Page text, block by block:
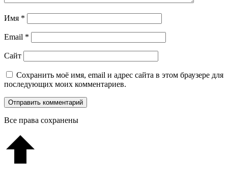
Имя *
Email *
Сайт
Сохранить моё имя, email и адрес сайта в этом браузере для
последующих моих комментариев.
Все права сохранены